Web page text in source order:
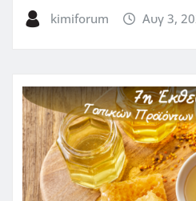
kimiforum Αυγ 3,